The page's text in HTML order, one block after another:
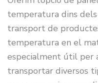
temperatura dins
transport de
temperatura en el
especialment útil per
transportar diversos